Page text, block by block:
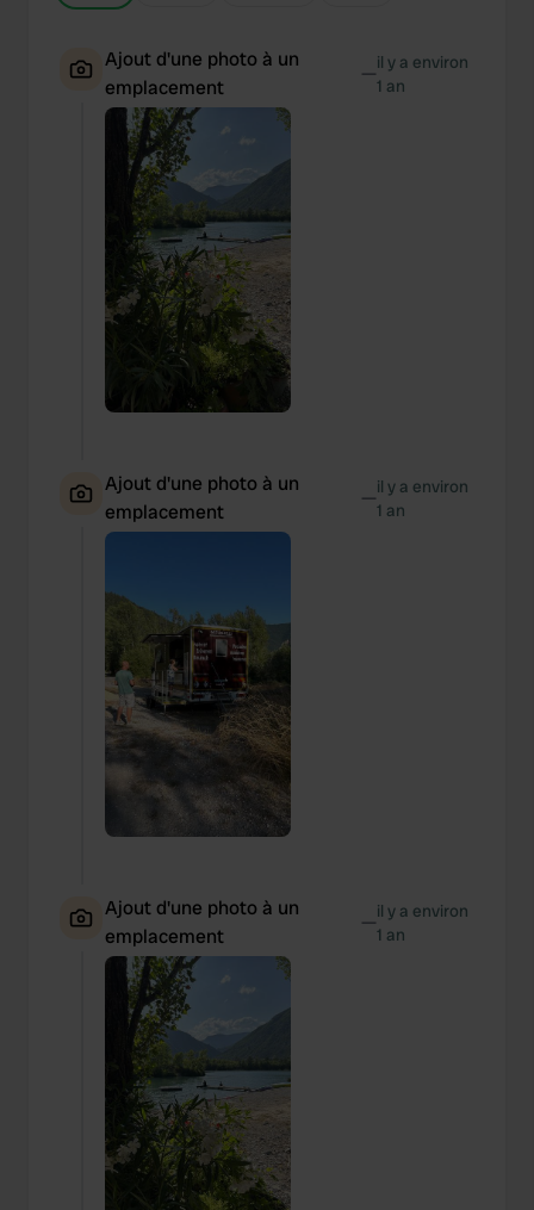
Ajout d'une photo à un
emplacement
—il y a environ
1 an
Ajout d'une photo à un
emplacement
—il y a environ
1 an
Ajout d'une photo à un
emplacement
—il y a environ
1 an